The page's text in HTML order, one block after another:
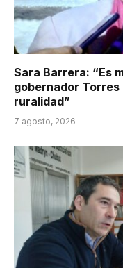
Sara Barrera: “Es
gobernador Torres
ruralidad”
7 agosto, 2026